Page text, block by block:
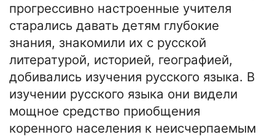
прогрессивно настроенные учителя
старались давать детям глубокие
знания, знакомили их с русской
литературой, историей, географией,
добивались изучения русского языка. В
изучении русского языка они видели
мощное средство приобщения
коренного населения к неисчерпаемым